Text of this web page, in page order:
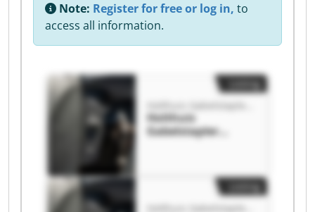
Note: Register for free or log in, to
access all information.
Holthuis
Gabelstapler
Vertrieb GmbH
Gabelstapler
Vertrieb GmbH